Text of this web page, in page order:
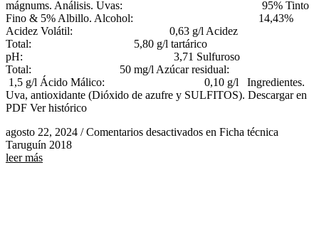
mágnums. Análisis. Uvas: 95% Tinto
Fino & 5% Albillo. Alcohol: 14,43%
Acidez Volátil: 0,63 g/l Acidez
Total: 5,80 g/l tartárico
pH: 3,71 Sulfuroso
Total: 50 mg/l Azúcar residual:
1,5 g/l Ácido Málico: 0,10 g/l Ingredientes.
Uva, antioxidante (Dióxido de azufre y SULFITOS). Descargar en
PDF Ver histórico
agosto 22, 2024 / Comentarios desactivados en Ficha técnica
Taruguín 2018
leer más